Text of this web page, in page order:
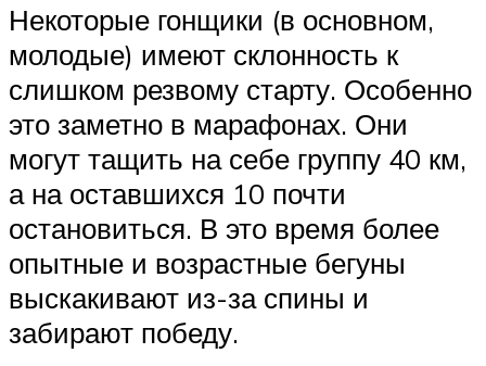
Некоторые гонщики (в основном,
молодые) имеют склонность к
слишком резвому старту. Особенно
это заметно в марафонах. Они
могут тащить на себе группу 40 км,
а на оставшихся 10 почти
остановиться. В это время более
опытные и возрастные бегуны
выскакивают из-за спины и
забирают победу.